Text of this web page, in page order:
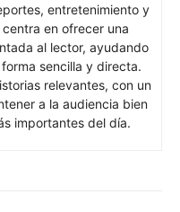
entretenimiento y
en ofrecer una
al lector, ayudando
sencilla y directa.
relevantes, con un
a la audiencia bien
importantes del día.